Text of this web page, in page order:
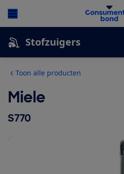
Stofzuigers
Toon alle producten
Miele
S770